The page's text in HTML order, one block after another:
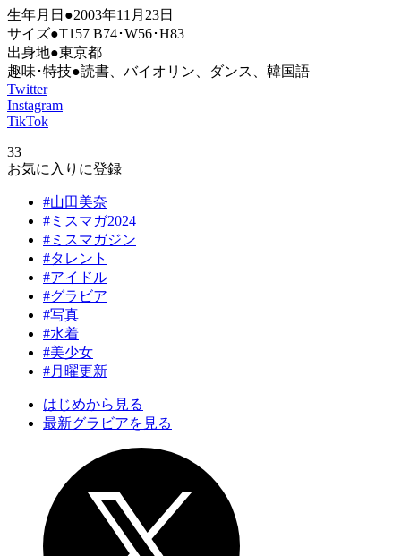
生年月日●2003年11月23日
サイズ●T157 B74･W56･H83
出身地●東京都
趣味･特技●読書、バイオリン、ダンス、韓国語
Twitter
Instagram
TikTok
33
お気に入りに登録
#山田美奈
#ミスマガ2024
#ミスマガジン
#タレント
#アイドル
#グラビア
#写真
#水着
#美少女
#月曜更新
はじめから見る
最新グラビアを見る